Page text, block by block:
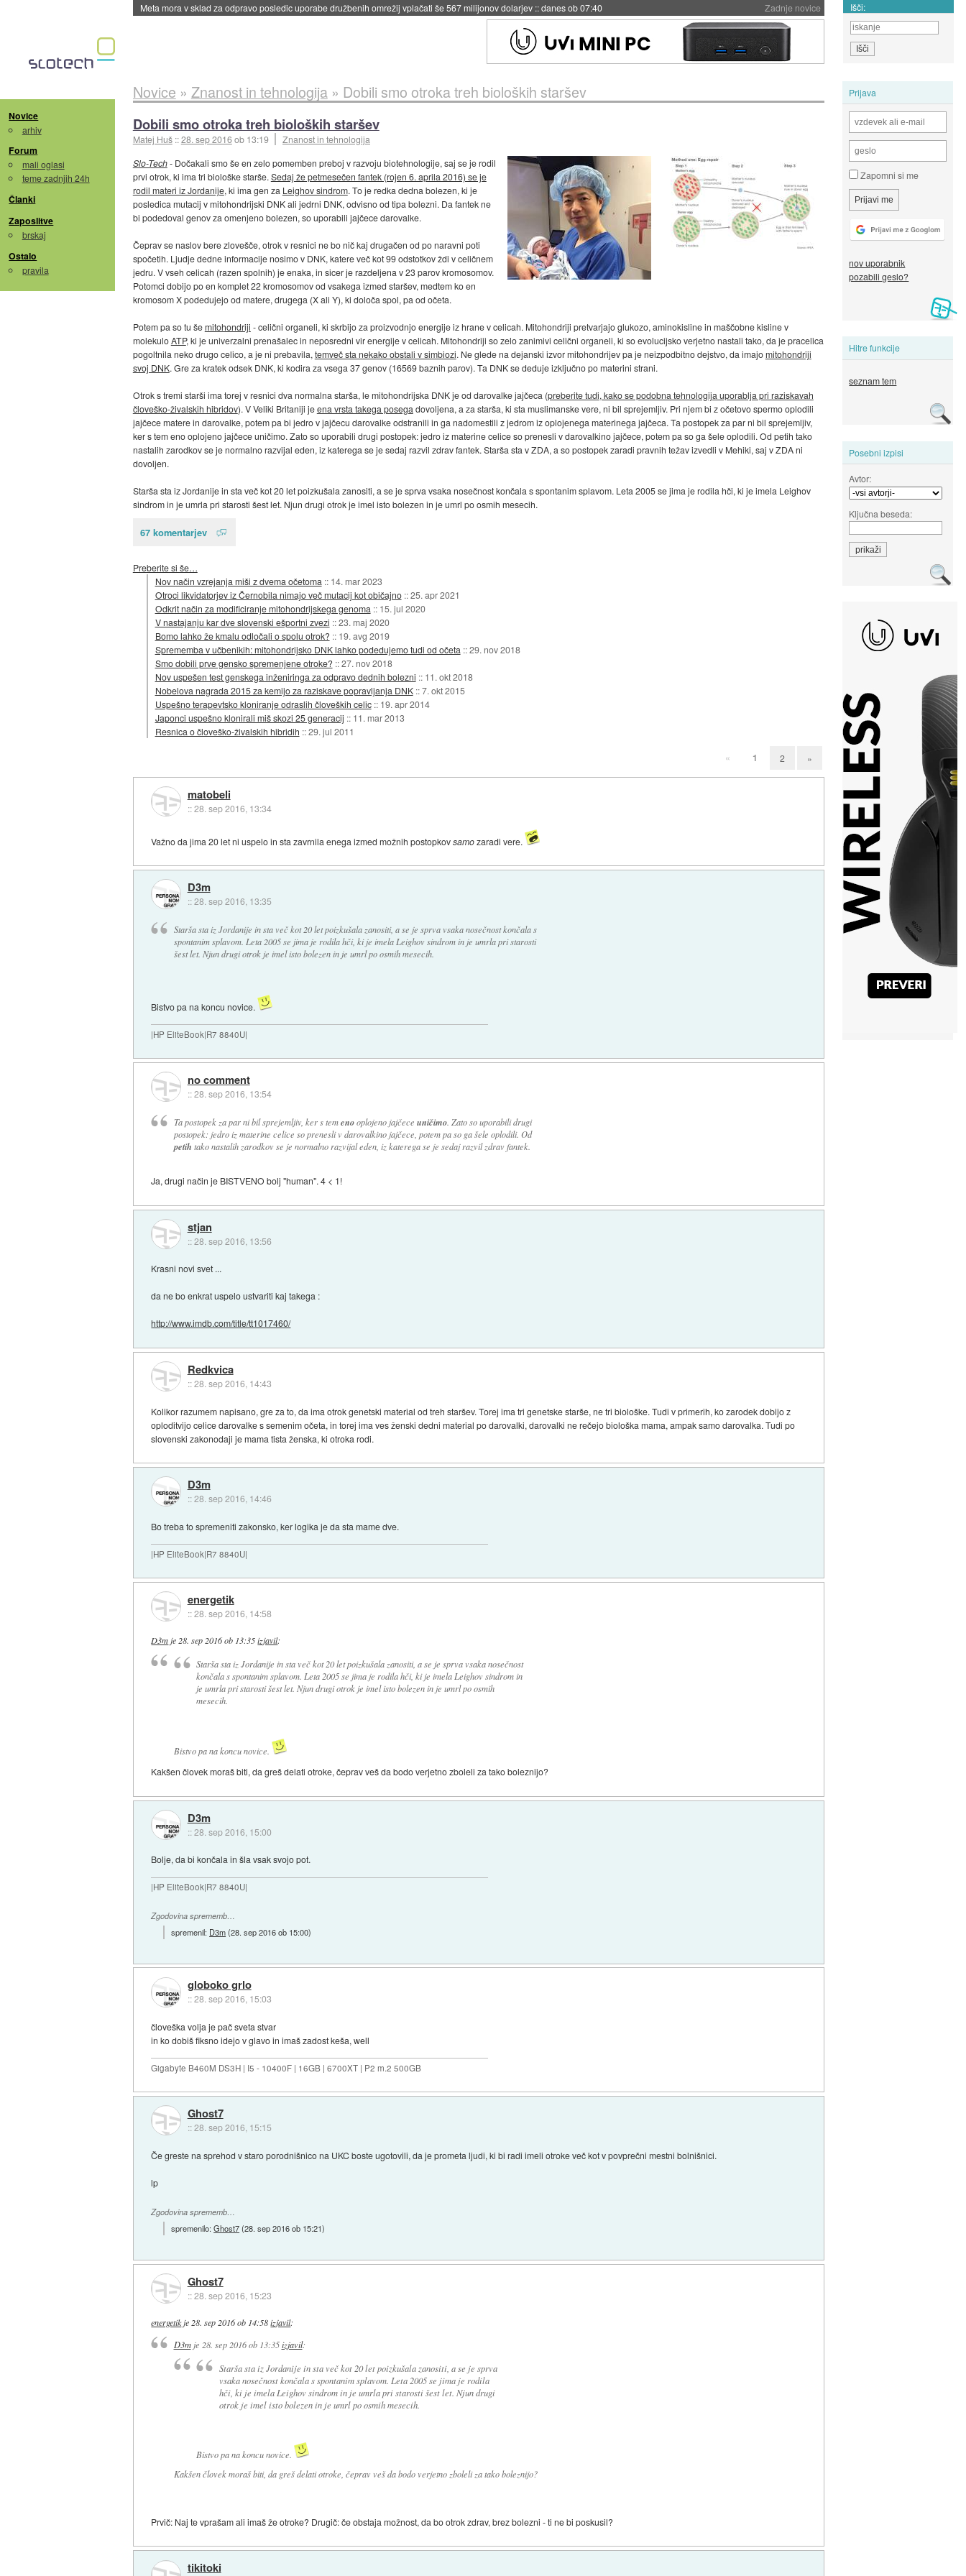
Zadnje novice
ByteDance trenira največji model umetne inteligence doslej::včeraj ob 21:37 Išči:
Novice
arhiv
Forum
mali oglasi
teme zadnjih 24h
Članki
Zaposlitve
brskaj
Ostalo
pravila
Prijava
Zapomni si me
nov uporabnik
pozabili geslo?
Hitre funkcije
seznam tem
Posebni izpisi
Avtor:
Ključna beseda:
Novice » Znanost in tehnologija» Dobili smo otroka treh bioloških staršev
Dobili smo otroka treh bioloških staršev
Matej Huš ::28. sep 2016ob 13:19
Znanost in tehnologija
Slo-Tech- Dočakali smo še en zelo pomemben preboj v razvoju biotehnologije, saj se je rodil
prvi otrok, ki ima tri biološke starše. Sedaj že petmesečen fantek (rojen 6. aprila 2016) se je
rodil materi iz Jordanije, ki ima gen za Leighov sindrom. To je redka dedna bolezen, ki je
posledica mutacij v mitohondrijski DNK ali jedrni DNK, odvisno od tipa bolezni. Da fantek ne
bi podedoval genov za omenjeno bolezen, so uporabili jajčece darovalke.
Čeprav se naslov bere zlovešče, otrok v resnici ne bo nič kaj drugačen od po naravni poti
spočetih. Ljudje dedne informacije nosimo v DNK, katere več kot 99 odstotkov ždi v celičnem
jedru. V vseh celicah (razen spolnih) je enaka, in sicer je razdeljena v 23 parov kromosomov.
Potomci dobijo po en komplet 22 kromosomov od vsakega izmed staršev, medtem ko en
kromosom X podedujejo od matere, drugega (X ali Y), ki določa spol, pa od očeta.
Potem pa so tu šemitohondriji - celični organeli, ki skrbijo za proizvodnjo energije iz hrane v celicah. Mitohondriji pretvarjajo glukozo, aminokisline in maščobne kisline v
molekuloATP, ki je univerzalni prenašalec in neposredni vir energije v celicah. Mitohondriji so zelo zanimivi celični organeli, ki so evolucijsko verjetno nastali tako, da je pracelica
pogoltnila neko drugo celico, a je ni prebavila, temveč sta nekako obstali v simbiozi. Ne glede na dejanski izvor mitohondrijev pa je neizpodbitno dejstvo, da imajomitohondriji
svoj DNK. Gre za kratek odsek DNK, ki kodira za vsega 37 genov (16569 baznih parov). Ta DNK se deduje izključno po materini strani.
Otrok s tremi starši ima torej v resnici dva normalna starša, le mitohondrijska DNK je od darovalke jajčeca (preberite tudi, kako se podobna tehnologija uporablja pri raziskavah
človeško-živalskih hibridov). V Veliki Britaniji jeena vrsta takega posega dovoljena, a za starša, ki sta muslimanske vere, ni bil sprejemljiv. Pri njem bi z očetovo spermo oplodili
jajčece matere in darovalke, potem pa bi jedro v jajčecu darovalke odstranili in ga nadomestili z jedrom iz oplojenega materinega jajčeca. Ta postopek za par ni bil sprejemljiv,
ker s tem eno oplojeno jajčece uničimo. Zato so uporabili drugi postopek: jedro iz materine celice so prenesli v darovalkino jajčece, potem pa so ga šele oplodili. Od petih tako
nastalih zarodkov se je normalno razvijal eden, iz katerega se je sedaj razvil zdrav fantek. Starša sta v ZDA, a so postopek zaradi pravnih težav izvedli v Mehiki, saj v ZDA ni
dovoljen.
Starša sta iz Jordanije in sta več kot 20 let poizkušala zanositi, a se je sprva vsaka nosečnost končala s spontanim splavom. Leta 2005 se jima je rodila hči, ki je imela Leighov
sindrom in je umrla pri starosti šest let. Njun drugi otrok je imel isto bolezen in je umrl po osmih mesecih.
67 komentarjev
Preberite si še…
Nov način vzrejanja miši z dvema očetoma :: 14. mar 2023
Otroci likvidatorjev iz Černobila nimajo več mutacij kot običajno ::25. apr 2021
Odkrit način za modificiranje mitohondrijskega genoma :: 15. jul 2020
V nastajanju kar dve slovenski ešportni zvezi ::23. maj 2020
Bomo lahko že kmalu odločali o spolu otrok? :: 19. avg 2019
Sprememba v učbenikih: mitohondrijsko DNK lahko podedujemo tudi od očeta ::29. nov 2018
Smo dobili prve gensko spremenjene otroke? ::27. nov 2018
Nov uspešen test genskega inženiringa za odpravo dednih bolezni :: 11. okt 2018
Nobelova nagrada 2015 za kemijo za raziskave popravljanja DNK ::7. okt 2015
Uspešno terapevtsko kloniranje odraslih človeških celic :: 19. apr 2014
Japonci uspešno klonirali miš skozi 25 generacij :: 11. mar 2013
Resnica o človeško-živalskih hibridih ::29. jul 2011
« 1 2 »
matobeli
::28. sep 2016, 13:34
Važno da jima 20 let ni uspelo in sta zavrnila enega izmed možnih postopkovsamozaradi vere.
D3m
::28. sep 2016, 13:35
Starša sta iz Jordanije in sta več kot 20 let poizkušala zanositi, a se je sprva vsaka nosečnost končala s
spontanim splavom. Leta 2005 se jima je rodila hči, ki je imela Leighov sindrom in je umrla pri starosti
šest let. Njun drugi otrok je imel isto bolezen in je umrl po osmih mesecih.
Bistvo pa na koncu novice.
|HP EliteBook|R7 8840U|
no comment
::28. sep 2016, 13:54
Ta postopek za par ni bil sprejemljiv, ker s temenooplojeno jajčece uničimo. Zato so uporabili drugi
postopek: jedro iz materine celice so prenesli v darovalkino jajčece, potem pa so ga šele oplodili. Od
petih tako nastalih zarodkov se je normalno razvijal eden, iz katerega se je sedaj razvil zdrav fantek.
Ja, drugi način je BISTVENO bolj "human". 4 < 1!
stjan
::28. sep 2016, 13:56
Krasni novi svet ...
da ne bo enkrat uspelo ustvariti kaj takega :
http://www.imdb.com/title/tt1017460/
Redkvica
::28. sep 2016, 14:43
Kolikor razumem napisano, gre za to, da ima otrok genetski material od treh staršev. Torej ima tri genetske starše, ne tri biološke. Tudi v primerih, ko zarodek dobijo z
oploditvijo celice darovalke s semenim očeta, in torej ima ves ženski dedni material po darovalki, darovalki ne rečejo biološka mama, ampak samo darovalka. Tudi po
slovenski zakonodaji je mama tista ženska, ki otroka rodi.
D3m
::28. sep 2016, 14:46
Bo treba to spremeniti zakonsko, ker logika je da sta mame dve.
|HP EliteBook|R7 8840U|
energetik
::28. sep 2016, 14:58
D3mje28. sep 2016 ob 13:35 izjavil:
Starša sta iz Jordanije in sta več kot 20 let poizkušala zanositi, a se je sprva vsaka nosečnost
končala s spontanim splavom. Leta 2005 se jima je rodila hči, ki je imela Leighov sindrom in
je umrla pri starosti šest let. Njun drugi otrok je imel isto bolezen in je umrl po osmih
mesecih.
Bistvo pa na koncu novice.
Kakšen človek moraš biti, da greš delati otroke, čeprav veš da bodo verjetno zboleli za tako boleznijo?
D3m
::28. sep 2016, 15:00
Bolje, da bi končala in šla vsak svojo pot.
|HP EliteBook|R7 8840U|
Zgodovina sprememb…
spremenil: D3m(28. sep 2016 ob 15:00)
globoko grlo
::28. sep 2016, 15:03
človeška volja je pač sveta stvar
in ko dobiš fiksno idejo v glavo in imaš zadost keša, well
Gigabyte B460M DS3H | I5 - 10400F | 16GB | 6700XT | P2 m.2 500GB
Ghost7
::28. sep 2016, 15:15
Če greste na sprehod v staro porodnišnico na UKC boste ugotovili, da je prometa ljudi, ki bi radi imeli otroke več kot v povprečni mestni bolnišnici.
lp
Zgodovina sprememb…
spremenilo:Ghost7(28. sep 2016 ob 15:21)
Ghost7
::28. sep 2016, 15:23
energetikje28. sep 2016 ob 14:58 izjavil:
D3mje 28. sep 2016 ob 13:35 izjavil:
Starša sta iz Jordanije in sta več kot 20 let poizkušala zanositi, a se je sprva
vsaka nosečnost končala s spontanim splavom. Leta 2005 se jima je rodila
hči, ki je imela Leighov sindrom in je umrla pri starosti šest let. Njun drugi
otrok je imel isto bolezen in je umrl po osmih mesecih.
Bistvo pa na koncu novice.
Kakšen človek moraš biti, da greš delati otroke, čeprav veš da bodo verjetno zboleli za tako boleznijo?
Prvič: Naj te vprašam ali imaš že otroke? Drugič: če obstaja možnost, da bo otrok zdrav, brez bolezni - ti ne bi poskusil?
tikitoki